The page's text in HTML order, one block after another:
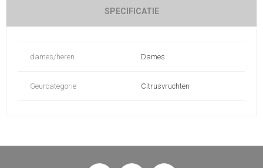
SPECIFICATIE
dames/heren Dames
Geurcategorie Citrusvruchten